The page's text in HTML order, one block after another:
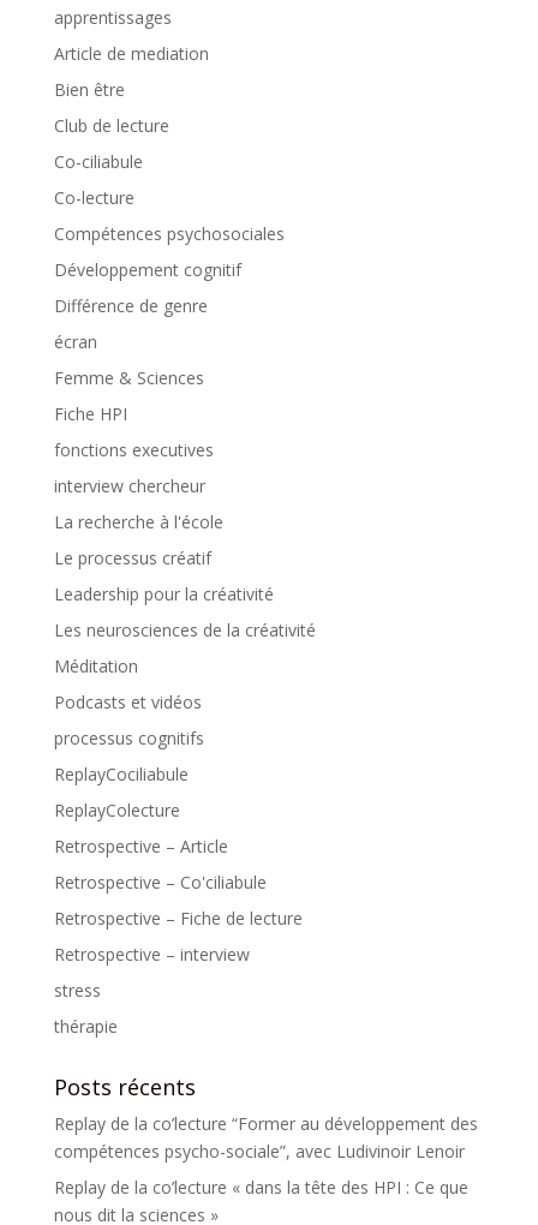
apprentissages
Article de mediation
Bien être
Club de lecture
Co-ciliabule
Co-lecture
Compétences psychosociales
Développement cognitif
Différence de genre
écran
Femme & Sciences
Fiche HPI
fonctions executives
interview chercheur
La recherche à l'école
Le processus créatif
Leadership pour la créativité
Les neurosciences de la créativité
Méditation
Podcasts et vidéos
processus cognitifs
ReplayCociliabule
ReplayColecture
Retrospective – Article
Retrospective – Co'ciliabule
Retrospective – Fiche de lecture
Retrospective – interview
stress
thérapie
Posts récents
Replay de la co’lecture “Former au développement des
compétences psycho-sociale”, avec Ludivinoir Lenoir
Replay de la co’lecture « dans la tête des HPI : Ce que
nous dit la sciences »